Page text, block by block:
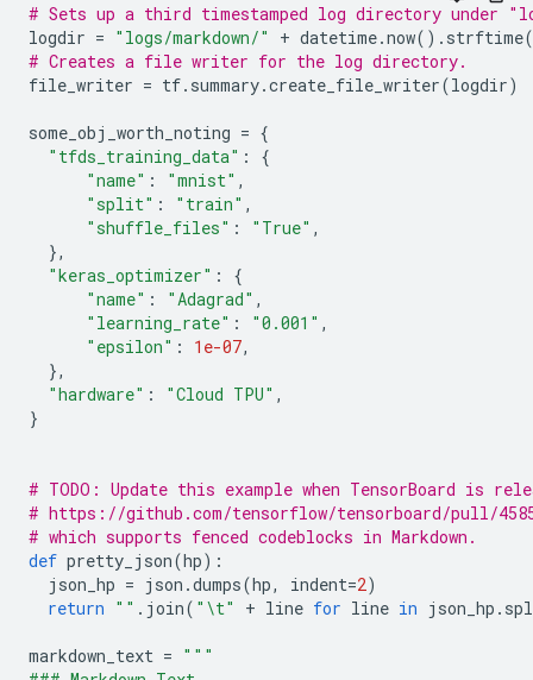
# Sets up a third timestamped log directory under
logdir = "logs/markdown/" + datetime.now(). strftime(
# Creates a file writer for the log directory.
file_writer = tf. summary.create_file_writer(logdir)
some_obj_worth_noting = {
"tfds_training_data" :
{
"name" : "mnist" ,
"split" : "train" ,
"shuffle_files" : "True" ,
},
"keras_optimizer" :
{
"name" : "Adagrad" ,
"learning_rate" : "0.001" ,
"epsilon" : 1e-07,
},
"hardware" : "Cloud TPU" ,
}
# TODO: Update this example when TensorBoard is
# https://github.com/tensorflow/tensorboard/pull/
# which supports fenced codeblocks in Markdown.
def pretty_json(hp):
json_hp = json .dumps(hp, indent=2)
return "" . join( "\t" + line for line in json_hp .
markdown_text = """